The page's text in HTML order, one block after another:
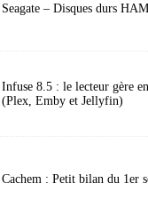
Seagate – Disques durs
Infuse 8.5 : le lecteur gère
(Plex, Emby et Jellyfin)
Cachem : Petit bilan du 1er